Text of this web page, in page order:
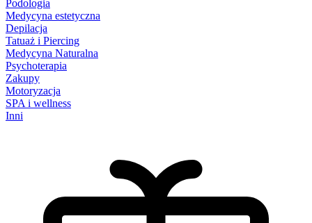
Podologia
Medycyna estetyczna
Depilacja
Tatuaż i Piercing
Medycyna Naturalna
Psychoterapia
Zakupy
Motoryzacja
SPA i wellness
Inni